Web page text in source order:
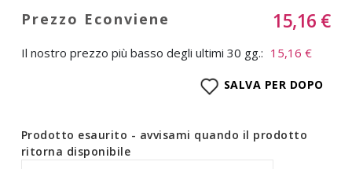
15,16 €
Il nostro prezzo più basso degli ultimi 30 gg.: 15,16 €
SALVA PER DOPO
Prodotto esaurito - avvisami quando il prodotto
ritorna disponibile